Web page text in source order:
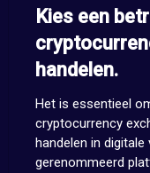
Kies een
handelen.
Het is essentieel
cryptocurrency
handelen in
gerenommeerd